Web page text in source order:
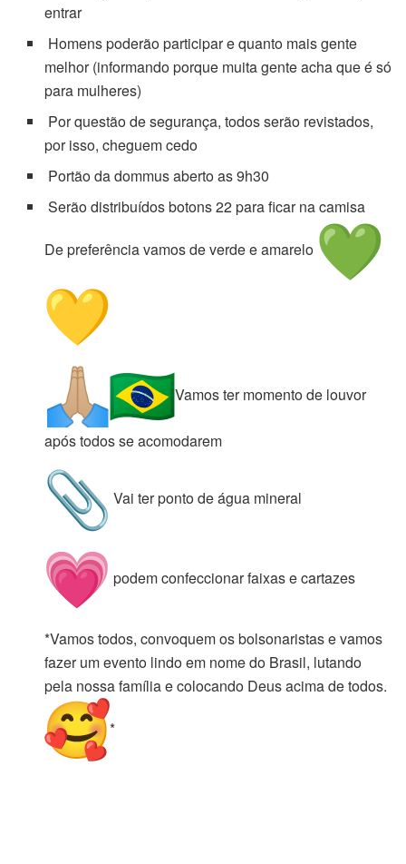
entrar
Homens poderão participar e quanto mais gente
melhor (informando porque muita gente acha que é só
para mulheres)
Por questão de segurança, todos serão revistados,
por isso, cheguem cedo
Portão da dommus aberto as 9h30
Serão distribuídos botons 22 para ficar na camisa
De preferência vamos de verde e amarelo
Vamos ter momento de louvor
após todos se acomodarem
Vai ter ponto de água mineral
podem confeccionar faixas e cartazes
*Vamos todos, convoquem os bolsonaristas e vamos
fazer um evento lindo em nome do Brasil, lutando
pela nossa família e colocando Deus acima de todos.
*